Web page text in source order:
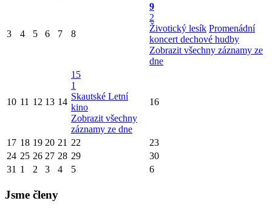
3 4 5 6 7 8
9
2
Životický lesík Promenádní
koncert dechové hudby
Zobrazit všechny záznamy ze
dne
10 11 12 13 14
15
1
Skautské Letní
kino
Zobrazit všechny
záznamy ze dne
16
17 18 19 20 21 22
23
24 25 26 27 28 29
30
31 1 2 3 4 5 6
Jsme členy